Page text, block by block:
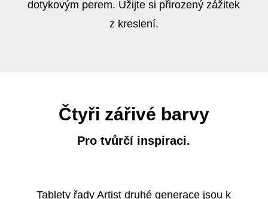
dotykovým perem. Užijte si přirozený zážitek
z kreslení.
Čtyři zářivé barvy
Pro tvůrčí inspiraci.
Tablety řady Artist druhé generace jsou k